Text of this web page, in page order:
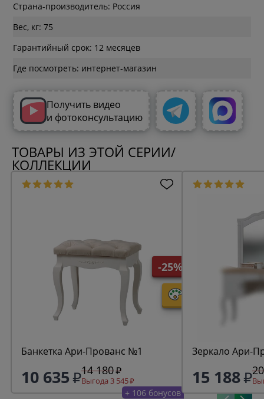
Страна-производитель: Россия
Вес, кг: 75
Гарантийный срок: 12 месяцев
Где посмотреть: интернет-магазин
Получить видео
и фотоконсультацию
ТОВАРЫ ИЗ ЭТОЙ СЕРИИ/
КОЛЛЕКЦИИ
-25%
Банкетка Ари-Прованс №1
10 635 14 180
Выгода 3 545
+ 106 бонусов
Зеркало Ари-
15 188